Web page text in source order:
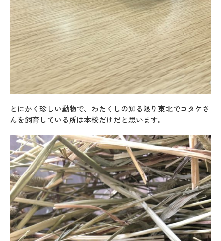
とにかく珍しい動物で、わたくしの知る限り東北でコタケさ
んを飼育している所は本校だけだと思います。